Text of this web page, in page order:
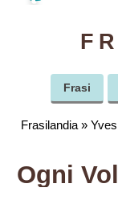
Frasi
Frasilandia »